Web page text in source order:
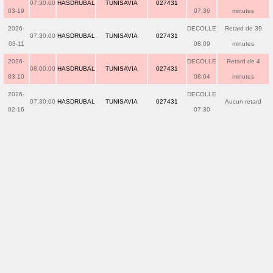
03-19
07:30:00 HASDRUBAL TUNISAVIA
027431
07:36
minutes
2026-
03-11
07:30:00 HASDRUBAL TUNISAVIA 027431
DECOLLE
08:09
Retard de 39
minutes
2026-
03-10
08:00:00 HASDRUBAL TUNISAVIA 027431
DECOLLE
08:04
Retard de 4
minutes
2026-
02-16
07:30:00 HASDRUBAL TUNISAVIA 027431
DECOLLE
07:30
Aucun retard